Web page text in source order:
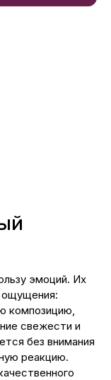
эмоций. Их
ощущения:
композицию,
свежести и
без внимания
реакцию.